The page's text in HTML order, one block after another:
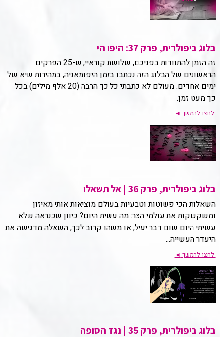
בלוג ביפולרית, פרק 37: היפו הי
זה הזמן להתוודות בפניכם, שלושת קוראיי, ש-25 הפרקים
הראשונים של הבלוג הזה נכתבו בזמן היפומאניה, במהירות שיא של
ימים אחדים. מעולם לא כתבתי כל כך הרבה (20 אלף מילים) בכל
כך מעט זמן.
לחצו להמשך ◄
בלוג ביפולרית, פרק 36 | אל תשאלו
השאלות הכי פשוטות וטבעיות בעולם מוציאות אותי מאיזון
ומשקשקות את עולמי הצר: מה עשית היום? כיוון שכנראה שלא
עשיתי היום שום דבר יעיל, או משהו קרוב לכך, השאלה מדגישה את
היעדר העשייה...
לחצו להמשך ◄
בלוג ביפולרית, פרק 35 | נגד הסופה